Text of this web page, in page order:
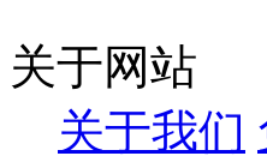
关于网站
关于我们